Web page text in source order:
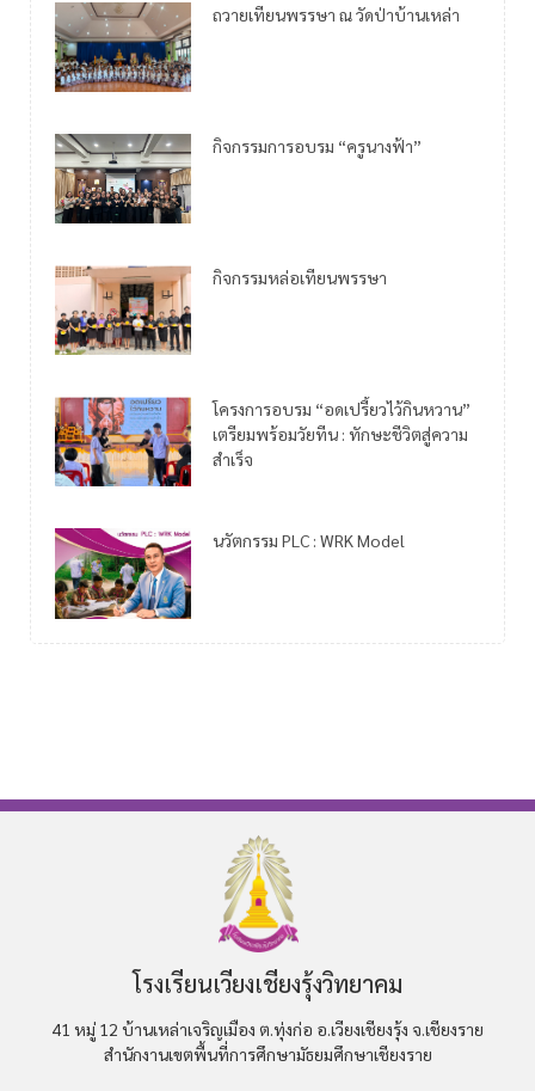
ถวายเทียนพรรษา ณ วัดป่าบ้านเหล่า
กิจกรรมการอบรม “ครูนางฟ้า”
กิจกรรมหล่อเทียนพรรษา
โครงการอบรม “อดเปรี้ยวไว้กินหวาน”
เตรียมพร้อมวัยทีน : ทักษะชีวิตสู่ความ
สำเร็จ
นวัตกรรม PLC : WRK Model
โรงเรียนเวียงเชียงรุ้งวิทยาคม
41 หมู่ 12 บ้านเหล่าเจริญเมือง ต.ทุ่งก่อ อ.เวียงเชียงรุ้ง จ.เชียงราย
สำนักงานเขตพื้นที่การศึกษามัธยมศึกษาเชียงราย